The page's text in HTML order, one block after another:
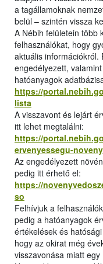
a tagállamoknak
belül – szintén vissza
A Nébih felületein több
felhasználókat, hogy
aktuális információkról.
engedélyezett,
hatóanyagok
https://
lista
A visszavont és lejárt
itt lehet megtalálni:
https://
ervenyessegu-
Az engedélyezett
pedig itt érhető el:
https://
so
Felhívjuk a
pedig a hatóanyagok
értékelések és
hogy az okirat még
visszavonása miatt